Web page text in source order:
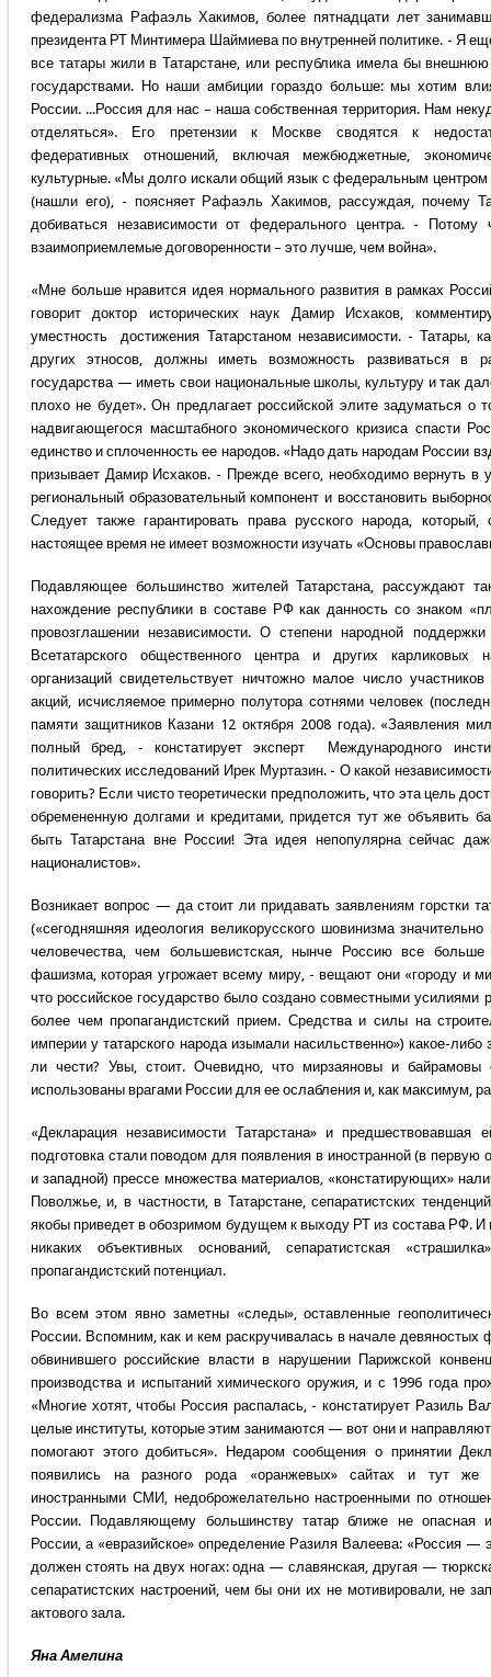
федерализма Рафаэль Хакимов, более пятнадцати лет
президента РТ Минтимера Шаймиева по внутренней политике. - Я
все татары жили в Татарстане, или республика имела бы внешнюю
государствами. Но наши амбиции гораздо больше: мы хотим
России. ...Россия для нас – наша собственная территория. Нам
отделяться». Его претензии к Москве сводятся к
федеративных отношений, включая межбюджетные,
культурные. «Мы долго искали общий язык с федеральным
(нашли его), - поясняет Рафаэль Хакимов, рассуждая, почему
добиваться независимости от федерального центра. -
взаимоприемлемые договоренности – это лучше, чем война».
«Мне больше нравится идея нормального развития в рамках
говорит доктор исторических наук Дамир Исхаков,
уместность достижения Татарстаном независимости. - Татары,
других этносов, должны иметь возможность развиваться в
государства — иметь свои национальные школы, культуру и так
плохо не будет». Он предлагает российской элите задуматься о
надвигающегося масштабного экономического кризиса спасти
единство и сплоченность ее народов. «Надо дать народам России
призывает Дамир Исхаков. - Прежде всего, необходимо вернуть в
региональный образовательный компонент и восстановить
Следует также гарантировать права русского народа,
настоящее время не имеет возможности изучать «Основы
Подавляющее большинство жителей Татарстана, рассуждают
нахождение республики в составе РФ как данность со знаком
провозглашении независимости. О степени народной
Всетатарского общественного центра и других карликовых
организаций свидетельствует ничтожно малое число
акций, исчисляемое примерно полутора сотнями человек
памяти защитников Казани 12 октября 2008 года). «Заявления
полный бред, - констатирует эксперт Международного
политических исследований Ирек Муртазин. - О какой
говорить? Если чисто теоретически предположить, что эта цель
обремененную долгами и кредитами, придется тут же объявить
быть Татарстана вне России! Эта идея непопулярна сейчас
националистов».
Возникает вопрос — да стоит ли придавать заявлениям горстки
(«сегодняшняя идеология великорусского шовинизма
человечества, чем большевистская, нынче Россию все больше
фашизма, которая угрожает всему миру, - вещают они «городу и
что российское государство было создано совместными усилиями
более чем пропагандистский прием. Средства и силы на
империи у татарского народа изымали насильственно») какое-либо
ли чести? Увы, стоит. Очевидно, что мирзаяновы и
использованы врагами России для ее ослабления и, как максимум,
«Декларация независимости Татарстана» и предшествовавшая
подготовка стали поводом для появления в иностранной (в первую
и западной) прессе множества материалов, «констатирующих»
Поволжье, и, в частности, в Татарстане, сепаратистских
якобы приведет в обозримом будущем к выходу РТ из состава РФ. И
никаких объективных оснований, сепаратистская
пропагандистский потенциал.
Во всем этом явно заметны «следы», оставленные
России. Вспомним, как и кем раскручивалась в начале девяностых
обвинившего российские власти в нарушении Парижской
производства и испытаний химического оружия, и с 1996 года
«Многие хотят, чтобы Россия распалась, - констатирует Разиль
целые институты, которые этим занимаются — вот они и
помогают этого добиться». Недаром сообщения о принятии
появились на разного рода «оранжевых» сайтах и тут же
иностранными СМИ, недоброжелательно настроенными по
России. Подавляющему большинству татар ближе не опасная
России, а «евразийское» определение Разиля Валеева: «Россия —
должен стоять на двух ногах: одна — славянская, другая —
сепаратистских настроений, чем бы они их не мотивировали, не
актового зала.
Яна Амелина